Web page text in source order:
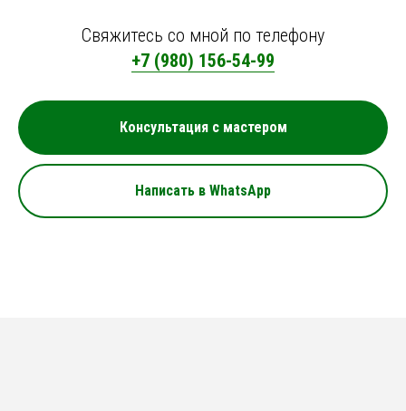
Свяжитесь со мной по телефону
+7 (980) 156-54-99
Консультация с мастером
Написать в WhatsApp